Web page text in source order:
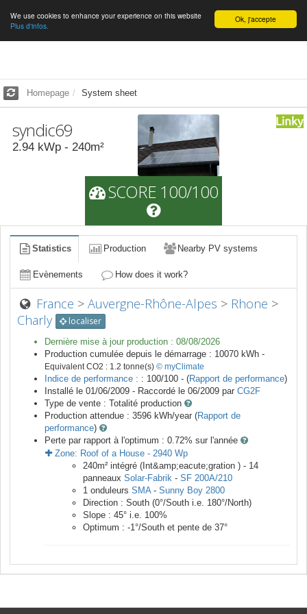
English Ok, j'accepte
We use cookies to enhance your experience on this website
Plus d'infos.
Homepage System sheet
syndic69
2.94 kWp - 240m²
SCORE 100/100
Statistics Production Nearby PV systems
Evènements How does it work?
France >Auvergne-Rhône-Alpes > Rhone >
Charly
localiser
Dernière mise à jour production : 08/08/2026
Production cumulée depuis le démarrage : 10070 kWh -
Equivalent CO2 : 1.2 tonne(s) © myClimate
Indice de performance : : 100/100 - (Rapport de performance)
Installé le 01/06/2009 - Raccordé le 06/2009 par CG2F
Type de vente : Totalité production
Production attendue : 3596 kWh/year (Rapport de
performance)
Perte par rapport à l'optimum : 0.72% sur l'année
Zone: Roof of a House - 2940 Wp
240m² intégré (Int&amp;eacute;gration ) - 14
panneaux Solar-Fabrik - SF 200A/210
1 onduleurs SMA- Sunny Boy 2800
Direction : South (0°/South i.e. 180°/North)
Slope : 45° i.e. 100%
Optimum : -1°/South et pente de 37°